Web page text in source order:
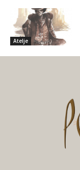
Atelje